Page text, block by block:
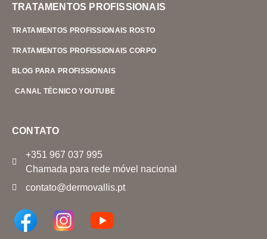
TRATAMENTOS PROFISSIONAIS
TRATAMENTOS PROFISSIONAIS ROSTO
TRATAMENTOS PROFISSIONAIS CORPO
BLOG PARA PROFISSIONAIS
CANAL TÉCNICO YOUTUBE
CONTATO
+351 967 037 995
Chamada para rede móvel nacional
contato@dermovallis.pt